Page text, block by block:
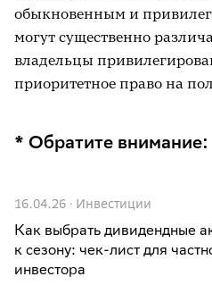
обыкновенным и
могут существенно
владельцы
приоритетное право на
* Обратите внимание:
16.04.26 · Инвестиции
Как выбрать дивидендные
к сезону: чек-лист для
инвестора